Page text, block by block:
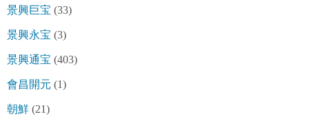
景興巨宝 (33)
景興永宝 (3)
景興通宝 (403)
會昌開元 (1)
朝鮮 (21)